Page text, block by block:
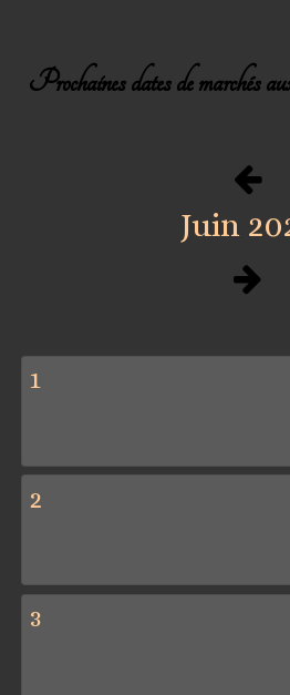
Prochaines dates de marchés
Juin
1
2
3